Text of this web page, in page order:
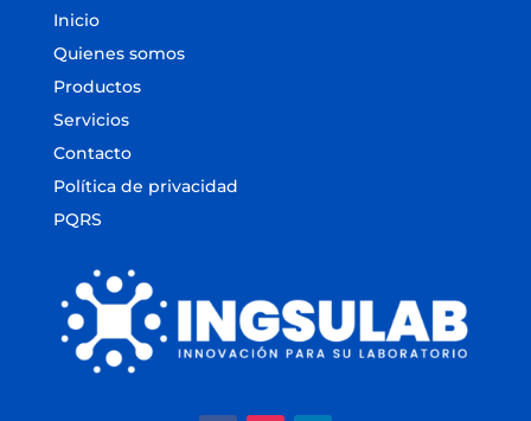
Inicio
Quienes somos
Productos
Servicios
Contacto
Política de privacidad
PQRS